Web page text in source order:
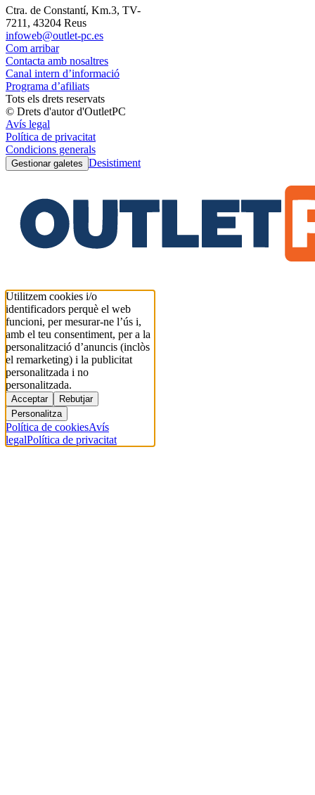
Ctra. de Constantí, Km.3, TV-
7211, 43204 Reus
infoweb@outlet-pc.es
Com arribar
Contacta amb nosaltres
Canal intern d’informació
Programa d’afiliats
Tots els drets reservats
© Drets d'autor d'OutletPC
Avís legal
Política de privacitat
Condicions generals
Gestionar galetes Desistiment
Utilitzem cookies i/o
identificadors perquè el web
funcioni, per mesurar-ne l’ús i,
amb el teu consentiment, per a la
personalització d’anuncis (inclòs
el remarketing) i la publicitat
personalitzada i no
personalitzada.
Acceptar
Rebutjar
Personalitza
Política de cookiesAvís
legalPolítica de privacitat